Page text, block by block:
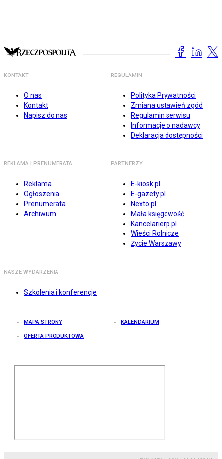
KONTAKT
O nas
Kontakt
Napisz do nas
REGULAMIN
Polityka Prywatności
Zmiana ustawień zgód
Regulamin serwisu
Informacje o nadawcy
Deklaracja dostępności
REKLAMA I PRENUMERATA
Reklama
Ogłoszenia
Prenumerata
Archiwum
PARTNERZY
E-kiosk.pl
E-gazety.pl
Nexto.pl
Mała księgowość
Kancelarierp.pl
Wieści Rolnicze
Życie Warszawy
NASZE WYDARZENIA
Szkolenia i konferencje
MAPA STRONY KALENDARIUM
OFERTA PRODUKTOWA